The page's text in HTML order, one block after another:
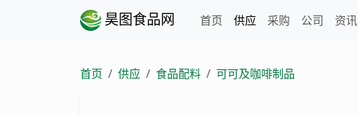
昊图食品网 首页 供应 采购 公司 资讯
首页 供应 食品配料 可可及咖啡制品